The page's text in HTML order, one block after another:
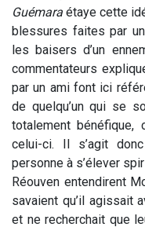
Guémara étaye cette
blessures faites par
les baisers d’un
commentateurs
par un ami font ici
de quelqu’un qui se
totalement bénéfique,
celui-ci. Il s’agit
personne à s’élever
Réouven entendirent
savaient qu’il agissait
et ne recherchait que